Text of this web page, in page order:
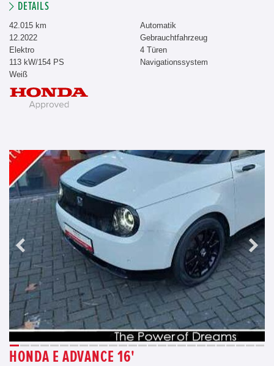
DETAILS
42.015 km
12.2022
Elektro
113 kW/154 PS
Weiß
Automatik
Gebrauchtfahrzeug
4 Türen
Navigationssystem
HONDA E ADVANCE 16'